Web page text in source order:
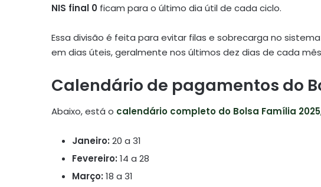
NIS final 0 ficam para o último dia útil de cada ciclo.
Essa divisão é feita para evitar filas e sobrecarga no
em dias úteis, geralmente nos últimos dez dias de cada
Calendário de pagamentos do
Abaixo, está o calendário completo do Bolsa Família 2025
Janeiro: 20 a 31
Fevereiro: 14 a 28
Março: 18 a 31